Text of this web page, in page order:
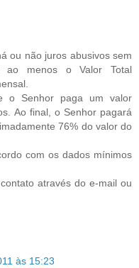
ou não juros abusivos sem
menos o Valor Total
o Senhor paga um valor
Ao final, o Senhor pagará
76% do valor do
com os dados mínimos
através do e-mail ou
às 15:23